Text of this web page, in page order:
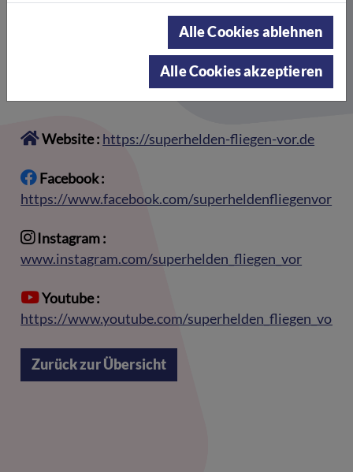
gut mit Hospizen und anderen Initiativen
vernetzt sind und Medienauftritte über
Social Media öffentlichkeitswirksam
Website : https://superhelden-fliegen-vor.de
Facebook :
https://www.facebook.com/superheldenfliegenvor
Instagram :
www.instagram.com/superhelden_fliegen_vor
Youtube :
https://www.youtube.com/superhelden_fliegen_vor
Zurück zur Übersicht
Alle Cookies ablehnen
Alle Cookies akzeptieren